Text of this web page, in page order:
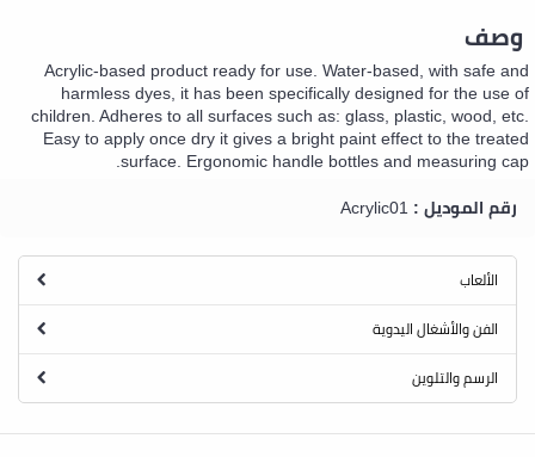
وصف
Acrylic-based product ready for use. Water-based, with safe and
harmless dyes, it has been specifically designed for the use of
children. Adheres to all surfaces such as: glass, plastic, wood, etc.
Easy to apply once dry it gives a bright paint effect to the treated
surface. Ergonomic handle bottles and measuring cap.
رقم الموديل : Acrylic01
الألعاب
الفن والأشغال اليدوية
الرسم والتلوين